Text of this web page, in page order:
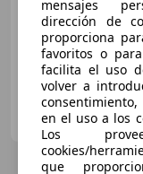
07/2021
Particular
ES-25230 Mollerussa
mensajes
dirección de
proporciona
favoritos o
facilita el uso
volver a
en el uso a los
Los
cookies/
que